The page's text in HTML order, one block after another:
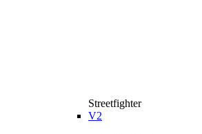
Streetfighter
V2